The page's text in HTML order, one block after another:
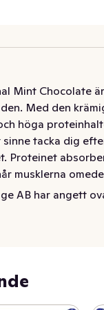
Mint Chocolate
Med den
höga
tacka dig
Proteinet
musklerna
och
har ej
sinne tacka dig
AB har angett